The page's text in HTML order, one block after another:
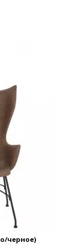
черное)